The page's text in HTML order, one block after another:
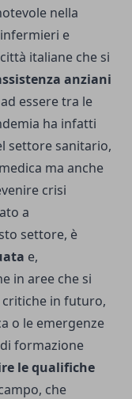
nella
e
italiane che si
anziani
essere tra le
ha infatti
settore sanitario,
ma anche
crisi
a
settore, è
e,
in aree che si
in futuro,
o le emergenze
formazione
le qualifiche
che